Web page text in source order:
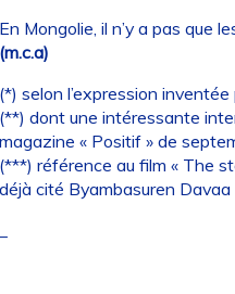
Mongolie, il n’y a pas que
selon l’expression
dont une intéressante
« Positif » de
référence au film « The
cité Byambasuren Davaa